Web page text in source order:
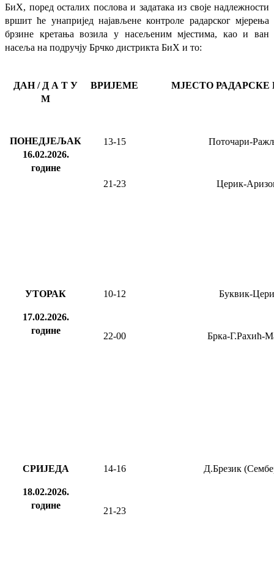
БиХ, поред осталих послова и задатака из своје надлежности
вршит ће унапријед најављене контроле радарског мјерења
брзине кретања возила у насељеним мјестима, као и ван
насеља на подручју Брчко дистрикта БиХ и то:
ДАН / Д А Т У
М
ВРИЈЕМЕ МЈЕСТО РАДАРСКЕ
ПОНЕДЈЕЉАК
16.02.2026.
године
13-15 Поточари-
21-23 Церик-
УТОРАК
17.02.2026.
године
10-12 Буквик-
22-00 Брка-Г.Рахић-
СРИЈЕДА
18.02.2026.
године
14-16 Д.Брезик
21-23